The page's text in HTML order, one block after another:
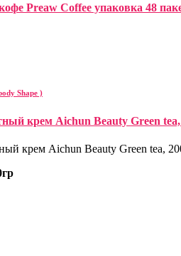
Preaw Coffee упаковка 48
Shape )
крем Aichun Beauty Green
крем Aichun Beauty Green tea,